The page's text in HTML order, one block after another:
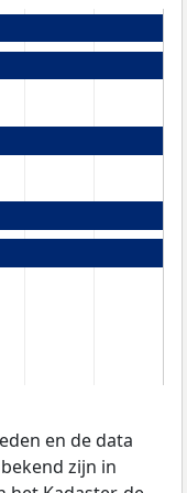
en de data
zijn in